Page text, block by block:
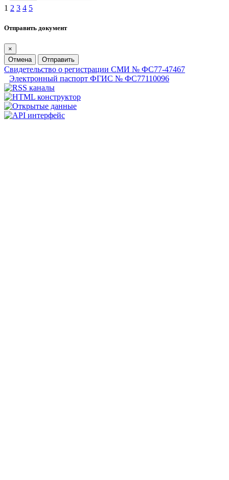
1 2 3 4 5
Отправить документ
×
Отмена
Отправить
Свидетельство о регистрации СМИ № ФС77-47467
Электронный паспорт ФГИС № ФС77110096